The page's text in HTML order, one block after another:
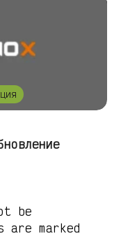
be
marked